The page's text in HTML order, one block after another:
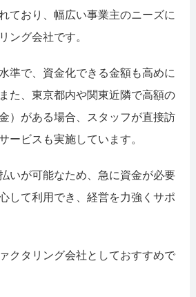
ており、幅広い事業主のニーズに
ング会社です。
準で、資金化できる金額も高めに
た、東京都内や関東近隣で高額の
）がある場合、スタッフが直接訪
ービスも実施しています。
いが可能なため、急に資金が必要
して利用でき、経営を力強くサポ
クタリング会社としておすすめで